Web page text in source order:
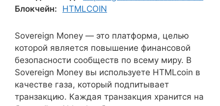
Блокчейн:
HTMLCOIN
Sovereign Money — это платформа, целью
которой является повышение финансовой
безопасности сообществ по всему миру. В
Sovereign Money вы используете HTMLcoin в
качестве газа, который подпитывает
транзакцию. Каждая транзакция хранится на